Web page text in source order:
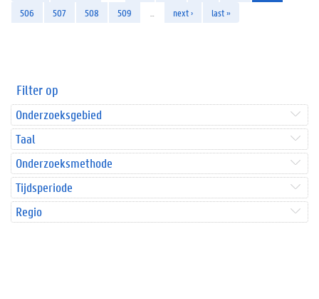
506
507 508 509 next › last »
Filter op
Onderzoeksgebied
Taal
Onderzoeksmethode
Tijdsperiode
Regio